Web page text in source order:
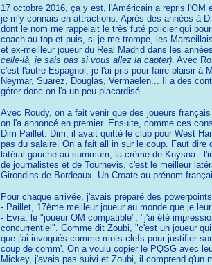
17 octobre 2016, ça y est, l'Américain a repris l'OM
je m'y connais en attractions. Après des années à
dont le nom me rappelait le très futé policier qui
coach au top et puis, si je me trompe, les
et ex-meilleur joueur du Real Madrid dans les
celle-là, je sais pas si vous allez la capter). Avec
c'est l'autre Espagnol, je l'ai pris pour faire plaisir à
Neymar, Suarez, Douglas, Vermaelen... Il a des
gérer donc on l'a un peu placardisé.
Avec Roudy, on a fait venir que des joueurs
on l'a annoncé en premier. Ensuite, comme ces
Dim Paillet. Dim, il avait quitté le club pour West
pas du salaire. On a fait all in sur le coup. Faut
latéral gauche au summum, la crême de Knysna :
de journalistes et de Tournevis, c'est le meilleur
Girondins de Bordeaux. Un Croate au prénom
Pour chaque arrivée, j'avais préparé des
- Paillet, 17ème meilleur joueur au monde que je
- Evra, le "joueur OM compatible", "j'ai été
concurrentiel". Comme dit Zoubi, "c'est un joueur
que j'ai invoqués comme mots clefs pour justifier
coup de comm'. On a voulu copier le PQSG avec
Mickey, j'avais pas suivi et Zoubi, il comprend q'un